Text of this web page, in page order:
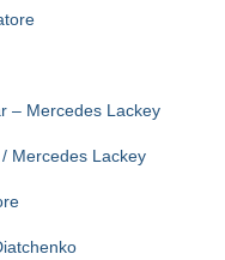
– Mercedes Lackey
Mercedes Lackey